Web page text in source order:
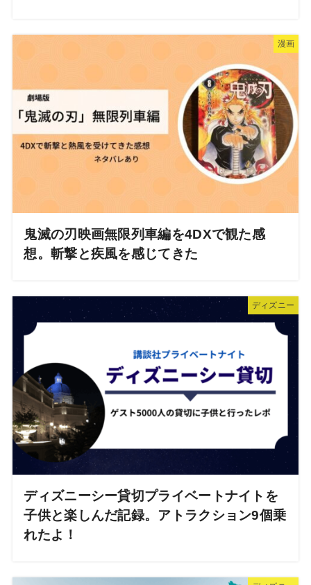
漫画
鬼滅の刃映画無限列車編を4DXで観た感
想。斬撃と疾風を感じてきた
ディズニー
ディズニーシー貸切プライベートナイトを
子供と楽しんだ記録。アトラクション9個乗
れたよ！